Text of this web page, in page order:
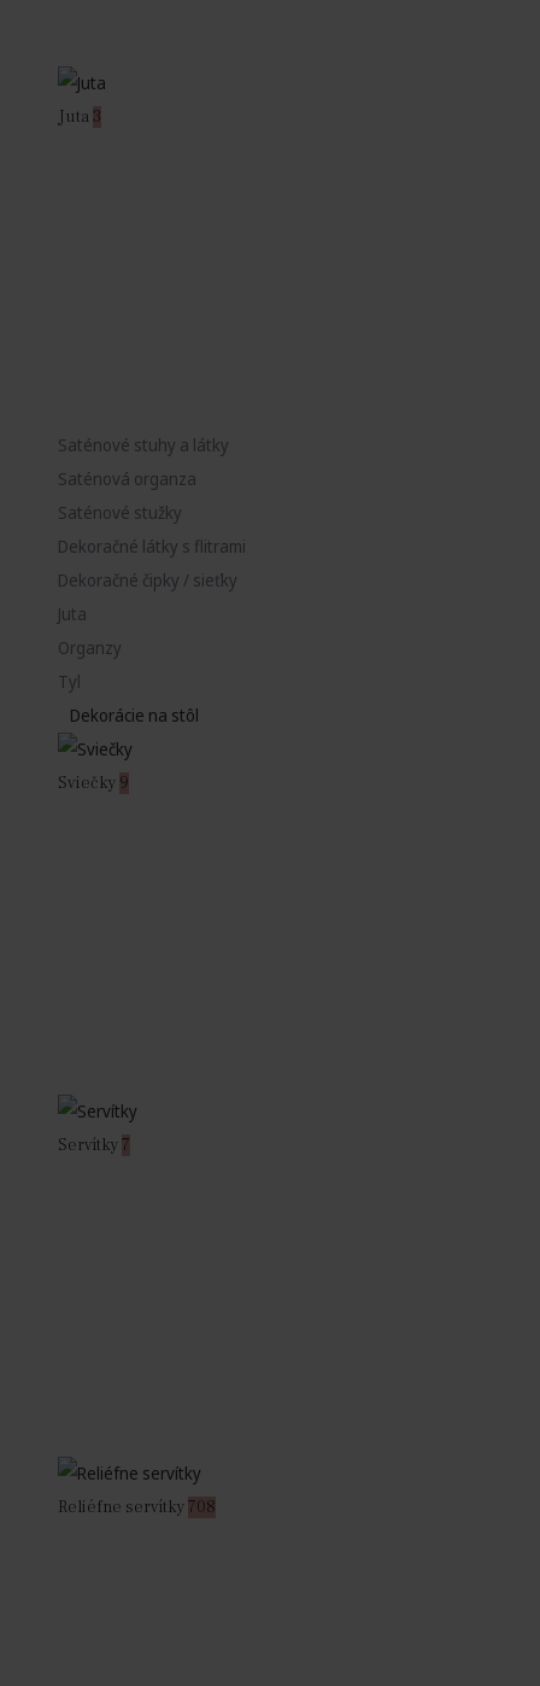
Juta 3
Saténové stuhy a látky
Saténová organza
Saténové stužky
Dekoračné látky s flitrami
Dekoračné čipky / sieťky
Juta
Organzy
Tyl
Dekorácie na stôl
Sviečky 9
Servítky7
Reliéfne servítky708